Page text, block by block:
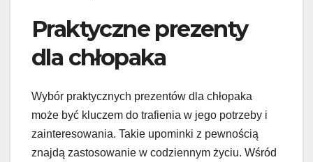
Praktyczne prezenty
dla chłopaka
Wybór praktycznych prezentów dla chłopaka
może być kluczem do trafienia w jego potrzeby i
zainteresowania. Takie upominki z pewnością
znajdą zastosowanie w codziennym życiu. Wśród